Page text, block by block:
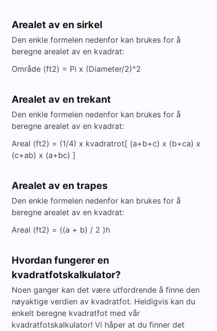
Arealet av en sirkel
Den enkle formelen nedenfor kan brukes for å
beregne arealet av en kvadrat:
Område (ft2) = Pi x (Diameter/2)^2
Arealet av en trekant
Den enkle formelen nedenfor kan brukes for å
beregne arealet av en kvadrat:
Areal (ft2) = (1/4) x kvadratrot[ (a+b+c) x (b+ca) x
(c+ab) x (a+bc) ]
Arealet av en trapes
Den enkle formelen nedenfor kan brukes for å
beregne arealet av en kvadrat:
Areal (ft2) = ((a + b) / 2 )h
Hvordan fungerer en
kvadratfotskalkulator?
Noen ganger kan det være utfordrende å finne den
nøyaktige verdien av kvadratfot. Heldigvis kan du
enkelt beregne kvadratfot med vår
kvadratfotskalkulator! Vi håper at du finner det